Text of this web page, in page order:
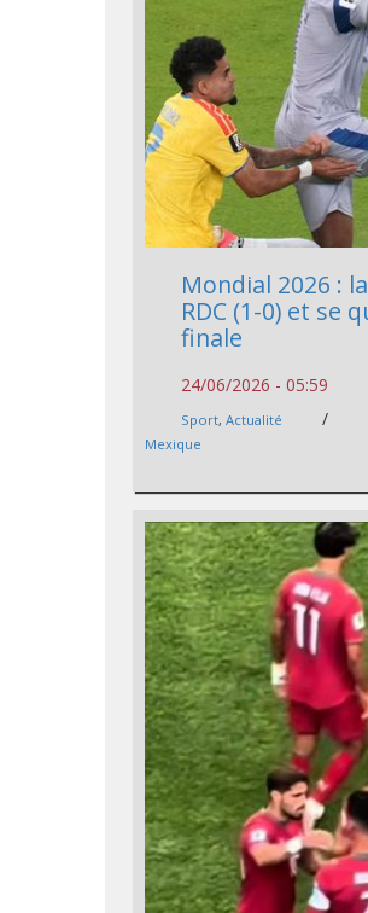
Mondial 2026 :
RDC (1-0) et se
finale
24/06/2026 - 05:59
Sport,Actualité /
Mexique